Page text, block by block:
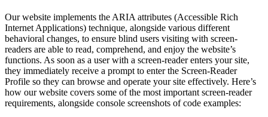
Our website implements the ARIA attributes (Accessible Rich
Internet Applications) technique, alongside various different
behavioral changes, to ensure blind users visiting with screen-
readers are able to read, comprehend, and enjoy the website’s
functions. As soon as a user with a screen-reader enters your site,
they immediately receive a prompt to enter the Screen-Reader
Profile so they can browse and operate your site effectively. Here’s
how our website covers some of the most important screen-reader
requirements, alongside console screenshots of code examples: